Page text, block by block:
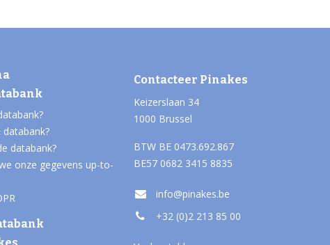
databank?
onze gegevens up-to-
Contacteer Pinakes
Keizerslaan 34
1000 Brussel
BTW BE 0473.692.867
BE57 0682 3415 8835
info@pinakes.be
+32 (0)2 213 85 00